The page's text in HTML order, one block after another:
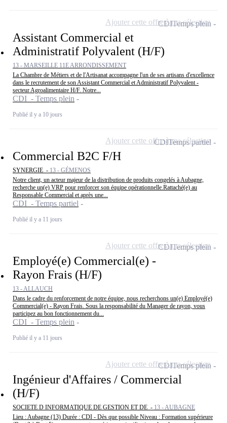
Assistant Commercial et
Administratif Polyvalent (H/F)
13 - MARSEILLE 11E ARRONDISSEMENT
La Chambre de Métiers et de l'Artisanat accompagne l'un de ses artisans d'excellence
dans le recrutement de son Assistant Commercial et Administratif Polyvalent -
secteur Agroalimentaire H/F. Notre...
CDI - Temps plein
Publié il y a 10 jours
CDITemps plein
Ajouter cette offre à ma sélection
Commercial B2C F/H
SYNERGIE - 13 - GÉMENOS
Notre client, un acteur majeur de la distribution de produits congelés à Aubagne,
recherche un(e) VRP pour renforcer son équipe opérationnelle.Rattaché(e) au
Responsable Commercial et après une...
CDI - Temps partiel
Publié il y a 11 jours
CDITemps partiel
Ajouter cette offre à ma sélection
Employé(e) Commercial(e) -
Rayon Frais (H/F)
13 - ALLAUCH
Dans le cadre du renforcement de notre équipe, nous recherchons un(e) Employé(e)
Commercial(e) - Rayon Frais. Sous la responsabilité du Manager de rayon, vous
participez au bon fonctionnement du...
CDI - Temps plein
Publié il y a 11 jours
CDITemps plein
Ajouter cette offre à ma sélection
Ingénieur d'Affaires / Commercial
(H/F)
SOCIETE D INFORMATIQUE DE GESTION ET DE - 13 - AUBAGNE
Lieu : Aubagne (13) Durée : CDI - Dès que possible Niveau : Formation supérieure
CDITemps plein
Ajouter cette offre à ma sélection